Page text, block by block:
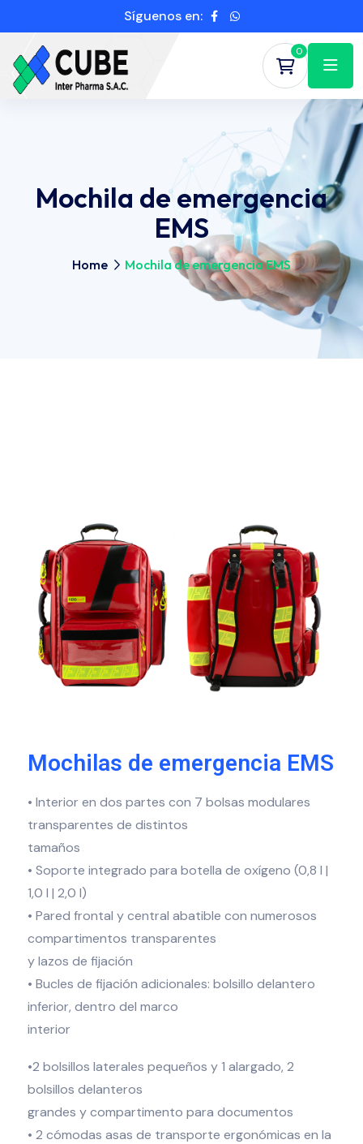
Síguenos en:
0
Mochila de emergencia
EMS
Home Mochila de emergencia EMS
Mochilas de emergencia EMS
• Interior en dos partes con 7 bolsas modulares
transparentes de distintos
tamaños
• Soporte integrado para botella de oxígeno (0,8 l |
1,0 l | 2,0 l)
• Pared frontal y central abatible con numerosos
compartimentos transparentes
y lazos de fijación
• Bucles de fijación adicionales: bolsillo delantero
inferior, dentro del marco
interior
•2 bolsillos laterales pequeños y 1 alargado, 2
bolsillos delanteros
grandes y compartimento para documentos
• 2 cómodas asas de transporte ergonómicas en la